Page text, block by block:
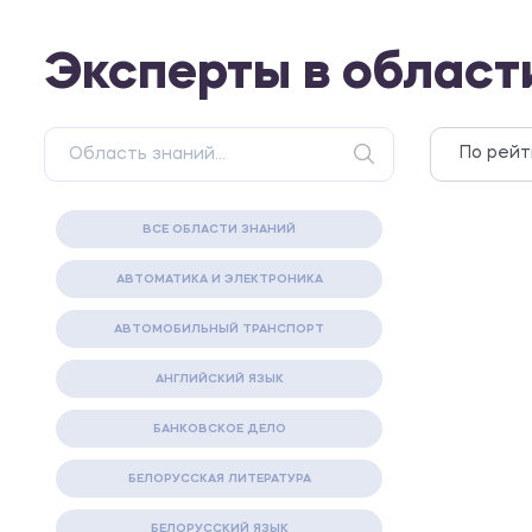
Эксперты в
ВСЕ ОБЛАСТИ ЗНАНИЙ
АВТОМАТИКА И ЭЛЕКТРОНИКА
АВТОМОБИЛЬНЫЙ ТРАНСПОРТ
АНГЛИЙСКИЙ ЯЗЫК
БАНКОВСКОЕ ДЕЛО
БЕЛОРУССКАЯ ЛИТЕРАТУРА
БЕЛОРУССКИЙ ЯЗЫК